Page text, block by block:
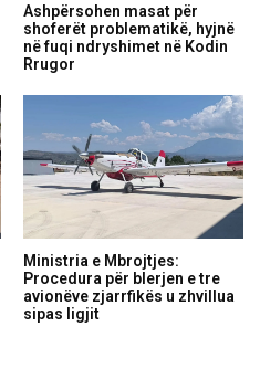
Ashpërsohen masat për
shoferët problematikë, hyjnë
në fuqi ndryshimet në Kodin
Rrugor
Ministria e Mbrojtjes:
Procedura për blerjen e tre
avionëve zjarrfikës u zhvillua
sipas ligjit